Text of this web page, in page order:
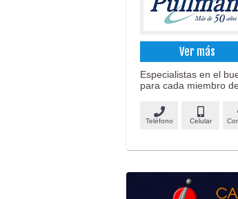
Ver más
Especialistas en el
para cada miembro
Teléfono Celular